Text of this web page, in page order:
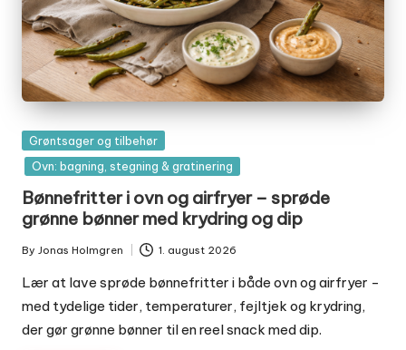
Posted
in
Grøntsager og tilbehør
Ovn: bagning, stegning & gratinering
Bønnefritter i ovn og airfryer – sprøde
grønne bønner med krydring og dip
Posted
by
By Jonas Holmgren 1. august 2026
Lær at lave sprøde bønnefritter i både ovn og airfryer -
med tydelige tider, temperaturer, fejltjek og krydring,
der gør grønne bønner til en reel snack med dip.